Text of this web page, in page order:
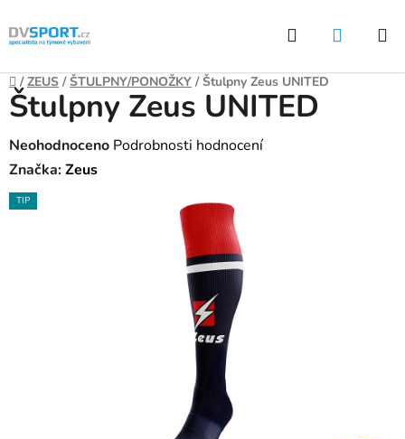
Přejít
na
Hledat
Domů
/ ZEUS / ŠTULPNY/PONOŽKY / Štulpny Zeus UNITED
Štulpny Zeus UNITED
Průměrné
hodnocení
produktu
Neohodnoceno Podrobnosti hodnocení
Značka:Zeus
TIP